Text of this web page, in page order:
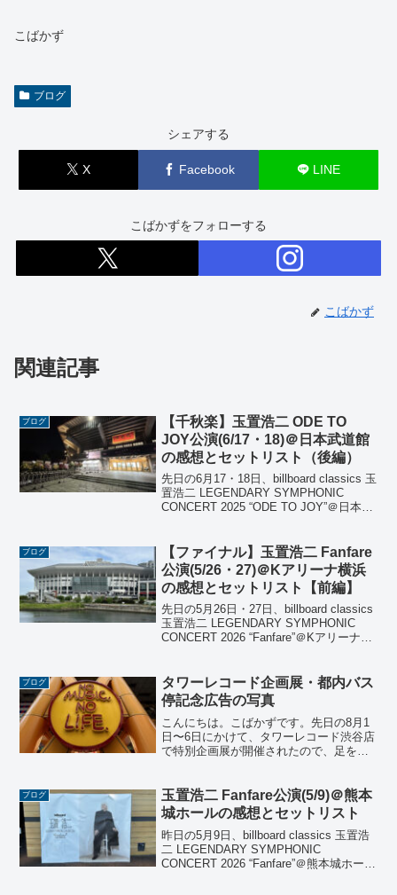
こばかず
ブログ
シェアする
X Facebook LINE
こばかずをフォローする
こばかず
関連記事
ブログ
【千秋楽】玉置浩二 ODE TO
JOY公演(6/17・18)＠日本武道館
の感想とセットリスト（後編）
先日の6月17・18日、billboard classics 玉
置浩二 LEGENDARY SYMPHONIC
CONCERT 2025 “ODE TO JOY”＠日本武
ブログ
【ファイナル】玉置浩二 Fanfare
公演(5/26・27)＠Kアリーナ横浜
の感想とセットリスト【前編】
先日の5月26日・27日、billboard classics
玉置浩二 LEGENDARY SYMPHONIC
CONCERT 2026 “Fanfare”＠Kアリーナ横
ブログ
タワーレコード企画展・都内バス
停記念広告の写真
こんにちは。こばかずです。先日の8月1
日〜6日にかけて、タワーレコード渋谷店
で特別企画展が開催されたので、足を運
こちらにも出向きました。1. タワーレコ
ード渋谷店タワ...
ブログ
玉置浩二 Fanfare公演(5/9)＠熊本
城ホールの感想とセットリスト
昨日の5月9日、billboard classics 玉置浩
二 LEGENDARY SYMPHONIC
CONCERT 2026 “Fanfare”＠熊本城ホール